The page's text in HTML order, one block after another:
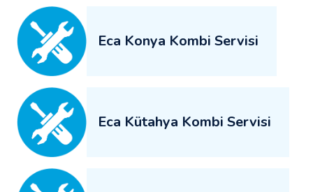
Eca Konya Kombi Servisi
Eca Kütahya Kombi Servisi